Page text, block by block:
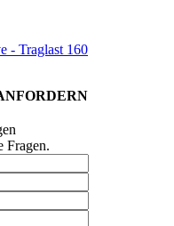
- Traglast 160
Fragen.